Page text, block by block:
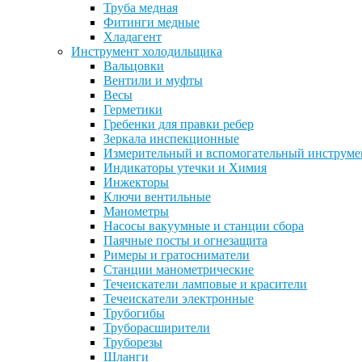
Труба медная
Фитинги медные
Хладагент
Инструмент холодильщика
Вальцовки
Вентили и муфты
Весы
Герметики
Гребенки для правки ребер
Зеркала инспекционные
Измерительный и вспомогательный
Индикаторы утечки и Химия
Инжекторы
Ключи вентильные
Манометры
Насосы вакуумные и станции сбора
Паячные посты и огнезащита
Римеры и гратосниматели
Станции манометрические
Течеискатели ламповые и красители
Течеискатели электронные
Трубогибы
Труборасширители
Труборезы
Шланги